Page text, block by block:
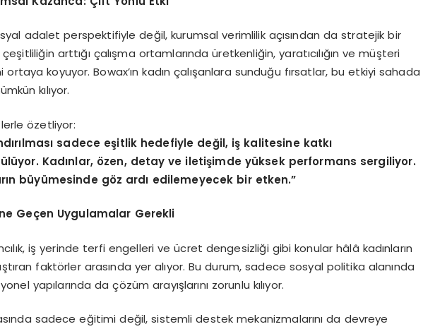
adalet perspektifiyle değil, kurumsal verimlilik açısından da stratejik bir
arttığı çalışma ortamlarında üretkenliğin, yaratıcılığın ve müşteri
koyuyor. Bowax’ın kadın çalışanlara sunduğu fırsatlar, bu etkiyi sahada
kılıyor.
özetliyor:
sadece eşitlik hedefiyle değil, iş kalitesine katkı
Kadınlar, özen, detay ve iletişimde yüksek performans sergiliyor.
büyümesinde göz ardı edilemeyecek bir etken.”
Geçen Uygulamalar Gerekli
iş yerinde terfi engelleri ve ücret dengesizliği gibi konular hâlâ kadınların
faktörler arasında yer alıyor. Bu durum, sadece sosyal politika alanında
yapılarında da çözüm arayışlarını zorunlu kılıyor.
sadece eğitimi değil, sistemli destek mekanizmalarını da devreye